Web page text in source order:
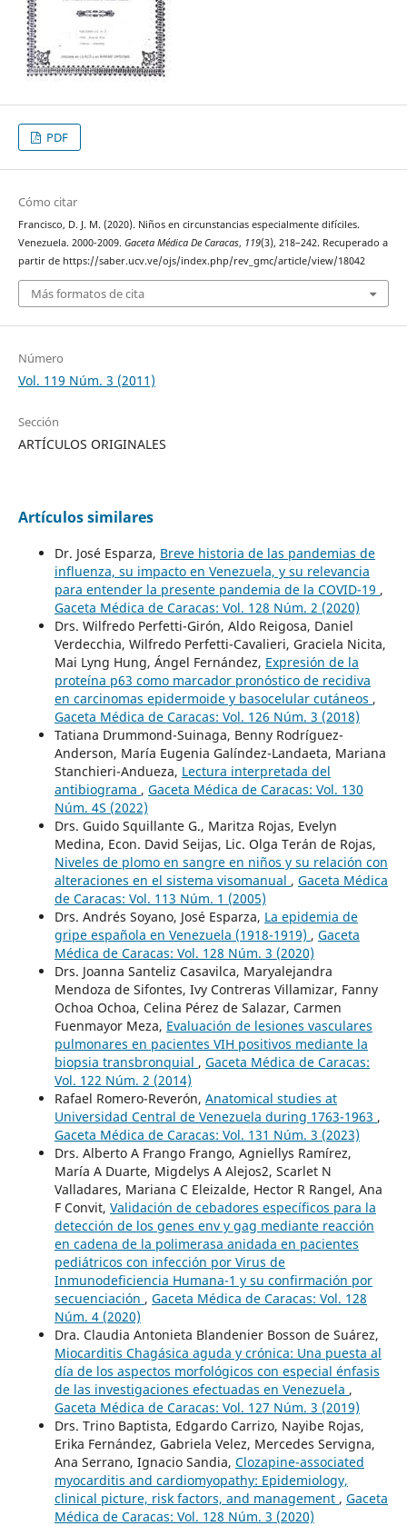
PDF
Cómo citar
Francisco, D. J. M. (2020). Niños en circunstancias especialmente difíciles.
Venezuela. 2000-2009. Gaceta Médica De Caracas, 119(3), 218–242. Recuperado a
partir de https://saber.ucv.ve/ojs/index.php/rev_gmc/article/view/18042
Más formatos de cita
Número
Vol. 119 Núm. 3 (2011)
Sección
ARTÍCULOS ORIGINALES
Artículos similares
Dr. José Esparza, Breve historia de las pandemias de
influenza, su impacto en Venezuela, y su relevancia
para entender la presente pandemia de la COVID-19 ,
Gaceta Médica de Caracas: Vol. 128 Núm. 2 (2020)
Drs. Wilfredo Perfetti-Girón, Aldo Reigosa, Daniel
Verdecchia, Wilfredo Perfetti-Cavalieri, Graciela Nicita,
Mai Lyng Hung, Ángel Fernández, Expresión de la
proteína p63 como marcador pronóstico de recidiva
en carcinomas epidermoide y basocelular cutáneos ,
Gaceta Médica de Caracas: Vol. 126 Núm. 3 (2018)
Tatiana Drummond-Suinaga, Benny Rodríguez-
Anderson, María Eugenia Galíndez-Landaeta, Mariana
Stanchieri-Andueza, Lectura interpretada del
antibiograma , Gaceta Médica de Caracas: Vol. 130
Núm. 4S (2022)
Drs. Guido Squillante G., Maritza Rojas, Evelyn
Medina, Econ. David Seijas, Lic. Olga Terán de Rojas,
Niveles de plomo en sangre en niños y su relación con
alteraciones en el sistema visomanual , Gaceta Médica
de Caracas: Vol. 113 Núm. 1 (2005)
Drs. Andrés Soyano, José Esparza, La epidemia de
gripe española en Venezuela (1918-1919) , Gaceta
Médica de Caracas: Vol. 128 Núm. 3 (2020)
Drs. Joanna Santeliz Casavilca, Maryalejandra
Mendoza de Sifontes, Ivy Contreras Villamizar, Fanny
Ochoa Ochoa, Celina Pérez de Salazar, Carmen
Fuenmayor Meza, Evaluación de lesiones vasculares
pulmonares en pacientes VIH positivos mediante la
biopsia transbronquial , Gaceta Médica de Caracas:
Vol. 122 Núm. 2 (2014)
Rafael Romero-Reverón, Anatomical studies at
Universidad Central de Venezuela during 1763-1963 ,
Gaceta Médica de Caracas: Vol. 131 Núm. 3 (2023)
Drs. Alberto A Frango Frango, Agniellys Ramírez,
María A Duarte, Migdelys A Alejos2, Scarlet N
Valladares, Mariana C Eleizalde, Hector R Rangel, Ana
F Convit, Validación de cebadores específicos para la
detección de los genes env y gag mediante reacción
en cadena de la polimerasa anidada en pacientes
pediátricos con infección por Virus de
Inmunodeficiencia Humana-1 y su confirmación por
secuenciación , Gaceta Médica de Caracas: Vol. 128
Núm. 4 (2020)
Dra. Claudia Antonieta Blandenier Bosson de Suárez,
Miocarditis Chagásica aguda y crónica: Una puesta al
día de los aspectos morfológicos con especial énfasis
de las investigaciones efectuadas en Venezuela ,
Gaceta Médica de Caracas: Vol. 127 Núm. 3 (2019)
Drs. Trino Baptista, Edgardo Carrizo, Nayibe Rojas,
Erika Fernández, Gabriela Velez, Mercedes Servigna,
Ana Serrano, Ignacio Sandia, Clozapine-associated
myocarditis and cardiomyopathy: Epidemiology,
clinical picture, risk factors, and management , Gaceta
Médica de Caracas: Vol. 128 Núm. 3 (2020)